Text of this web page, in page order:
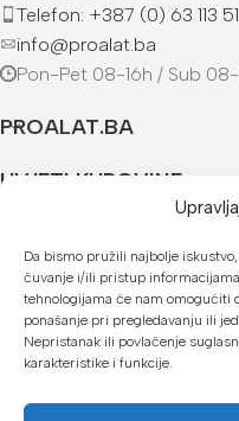
Da bismo pružili najbolje
čuvanje i/ili pristup
tehnologijama će nam omogućiti
ponašanje pri pregledavanju ili
Nepristanak ili povlačenje
karakteristike i funkcije.
Telefon: +387 (0) 63 113
info@proalat.ba
Pon-Pet 08-16h / Sub 08-
PROALAT.BA
UVJETI KUPOVINE
U našoj web trgovini
Kreditnim karticama
Općom uplatnicom,
Gotovinom prilikom